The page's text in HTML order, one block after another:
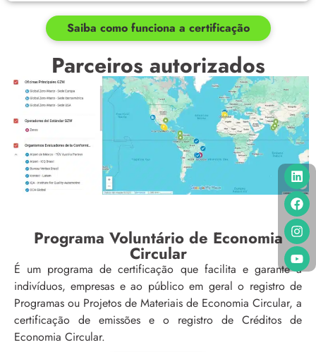
Saiba como funciona a certificação
Parceiros autorizados
Programa Voluntário de Economia
Circular
É um programa de certificação que facilita e garante a
indivíduos, empresas e ao público em geral o registro de
Programas ou Projetos de Materiais de Economia Circular, a
certificação de emissões e o registro de Créditos de
Economia Circular.